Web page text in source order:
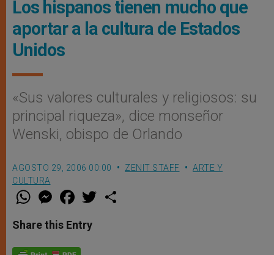
Los hispanos tienen mucho que
aportar a la cultura de Estados
Unidos
«Sus valores culturales y religiosos: su
principal riqueza», dice monseñor
Wenski, obispo de Orlando
AGOSTO 29, 2006 00:00 ZENIT STAFF
ARTE Y
CULTURA
W
t
s
p
M
e
s
e
g
F
a
e
b
o
w
Share this Entry